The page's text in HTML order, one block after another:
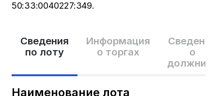
Сведения
по лоту
Информация
о торгах
Сведения
о
Наименование лота
50:33:0040227:349.